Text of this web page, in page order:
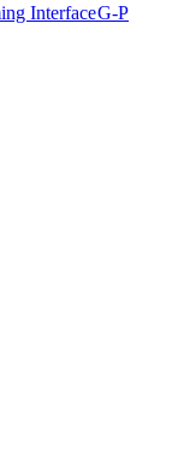
Interface​​G-P